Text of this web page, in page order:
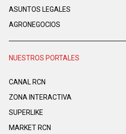
ASUNTOS LEGALES
AGRONEGOCIOS
NUESTROS PORTALES
CANAL RCN
ZONA INTERACTIVA
SUPERLIKE
MARKET RCN